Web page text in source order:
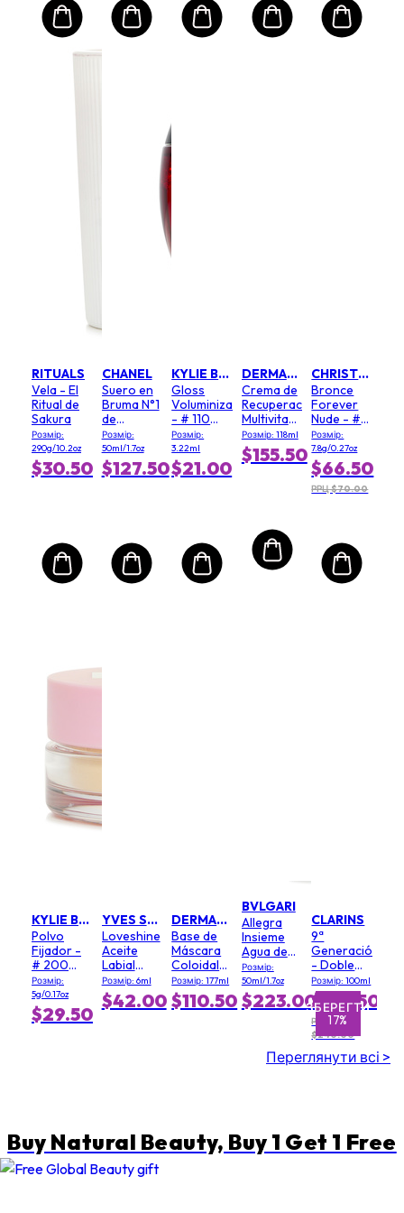
RITUALS
Vela - El
Ritual de
Sakura
Розмір:
290g/10.2oz
$30.50
KYLIE BY KYLIE JENNER
Polvo
Fijador -
# 200
Soft Pink
Розмір:
5g/0.17oz
$29.50
CHANEL
Suero en
Bruma N°1
de
Camellia
Roja
Розмір:
50ml/1.7oz
$127.50
YVES SAINT LAURENT
Loveshine
Aceite
Labial
Voluminizador
- # 3
Mellow
Розмір: 6ml
$42.00
KYLIE BY KYLIE JENNER
Gloss
Voluminizador
- # 110
Moody
Queen
Розмір:
3.22ml
$21.00
DERMALOGICA
Base de
Máscara
Coloidal
(Tamaño
Salón)
Розмір: 177ml
$110.50
DERMALOGICA
Crema de
Recuperación
Multivitamínica
Power
(Tamaño
Salón)
Розмір: 118ml
$155.50
BVLGARI
Allegra
Insieme
Agua de
Perfume
Розмір:
50ml/1.7oz
$223.00ЗБЕРЕГТИ
5%
CHRISTIAN DIOR
Bronce
Forever
Nude - #
03 Soft
Matte
Розмір:
7.8g/0.27oz
$66.50
РРЦ $70.00
ЗБЕРЕГТИ
17%
CLARINS
9ª
Generación
- Doble
Suero
Textura
Ligera
Розмір: 100ml
$199.50
РРЦ
$240.00
Переглянути всі >
Buy Natural Beauty, Buy 1 Get 1 Free